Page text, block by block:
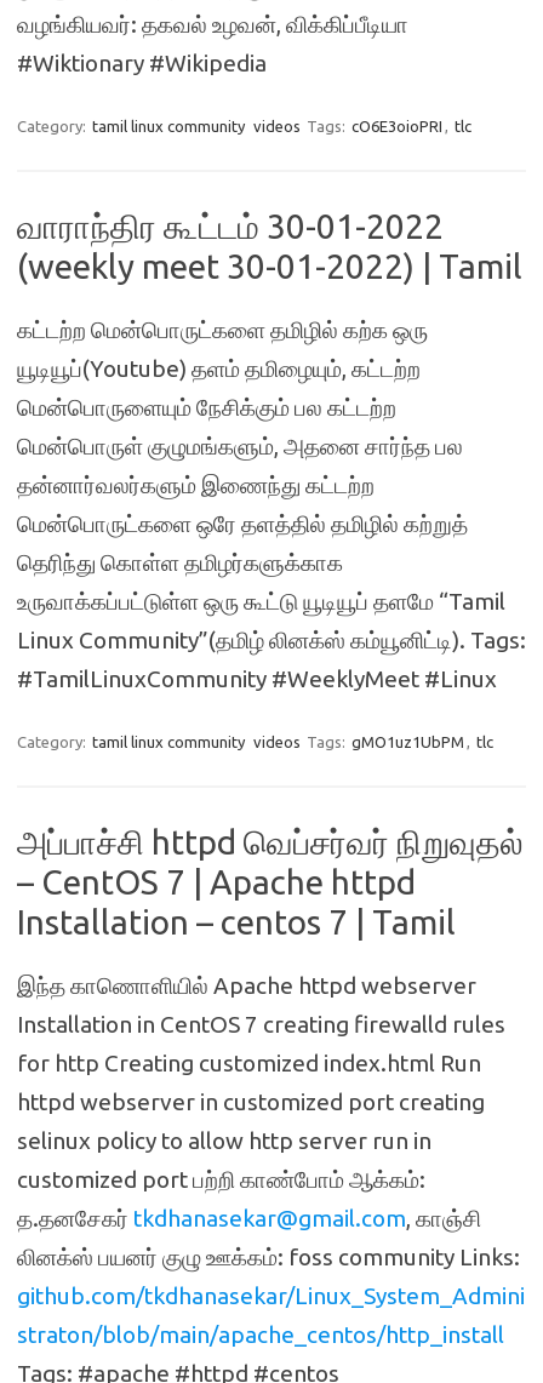
வழங்கியவர்: தகவல் உழவன், விக்கிப்பீடியா
#Wiktionary #Wikipedia
Category: tamil linux community videos Tags: cO6E3oioPRI , tlc
வாராந்திர கூட்டம் 30-01-2022
(weekly meet 30-01-2022) | Tamil
கட்டற்ற மென்பொருட்களை தமிழில் கற்க ஒரு
யூடியூப்(Youtube) தளம் தமிழையும், கட்டற்ற
மென்பொருளையும் நேசிக்கும் பல கட்டற்ற
மென்பொருள் குழுமங்களும், அதனை சார்ந்த பல
தன்னார்வலர்களும் இணைந்து கட்டற்ற
மென்பொருட்களை ஒரே தளத்தில் தமிழில் கற்றுத்
தெரிந்து கொள்ள தமிழர்களுக்காக
உருவாக்கப்பட்டுள்ள ஒரு கூட்டு யூடியூப் தளமே “Tamil
Linux Community”(தமிழ் லினக்ஸ் கம்யூனிட்டி). Tags:
#TamilLinuxCommunity #WeeklyMeet #Linux
Category: tamil linux community videos Tags: gMO1uz1UbPM , tlc
அப்பாச்சி httpd வெப்சர்வர் நிறுவுதல்
– CentOS 7 | Apache httpd
Installation – centos 7 | Tamil
இந்த காணொளியில் Apache httpd webserver
Installation in CentOS 7 creating firewalld rules
for http Creating customized index.html Run
httpd webserver in customized port creating
selinux policy to allow http server run in
customized port பற்றி காண்போம் ஆக்கம்:
த.தனசேகர் tkdhanasekar@gmail.com, காஞ்சி
லினக்ஸ் பயனர் குழு ஊக்கம்: foss community Links:
github.com/tkdhanasekar/Linux_System_Admini
straton/blob/main/apache_centos/http_install
Tags: #apache #httpd #centos